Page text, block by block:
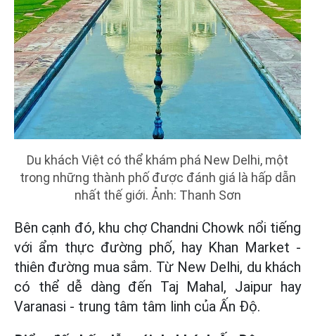
Du khách Việt có thể khám phá New Delhi, một
trong những thành phố được đánh giá là hấp dẫn
nhất thế giới. Ảnh: Thanh Sơn
Bên cạnh đó, khu chợ Chandni Chowk nổi tiếng
với ẩm thực đường phố, hay Khan Market -
thiên đường mua sắm. Từ New Delhi, du khách
có thể dễ dàng đến Taj Mahal, Jaipur hay
Varanasi - trung tâm tâm linh của Ấn Độ.